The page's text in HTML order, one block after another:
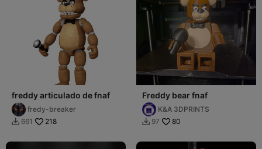
freddy articulado de fnaf
fredy-breaker
 661 218
Freddy bear fnaf
K&A 3DPRINTS
 97 80